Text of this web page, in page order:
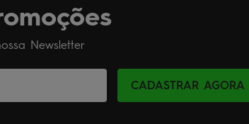
Newsletter
CADASTRAR AGORA